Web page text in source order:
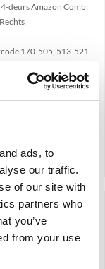
ads, to
our traffic.
of our site with
partners who
you’ve
from your use
deurs Amazon Combi
170-505, 513-521
Vergelijken